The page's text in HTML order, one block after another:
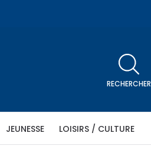
RECHERCHER
JEUNESSE LOISIRS / CULTURE